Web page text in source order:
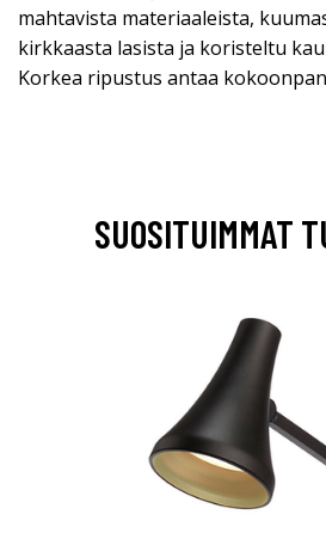
mahtavista materiaaleista,
kirkkaasta lasista ja koristeltu
Korkea ripustus antaa
SUOSITUIMMAT